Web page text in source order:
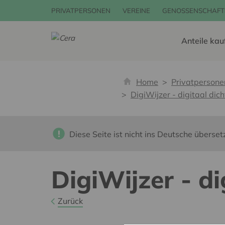
PRIVATPERSONEN VEREINE
Anteile
Home
DigiWijzer - digitaal
Diese Seite ist nicht ins Deutsche
DigiWijzer -
Zurück